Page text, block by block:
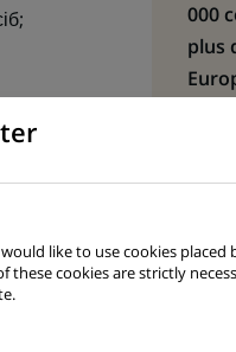
000
plus
des
et
like to use cookies placed
these cookies are strictly